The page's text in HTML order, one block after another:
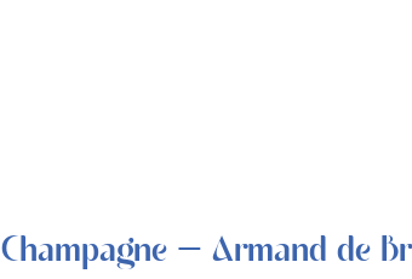
Champagne – Armand de